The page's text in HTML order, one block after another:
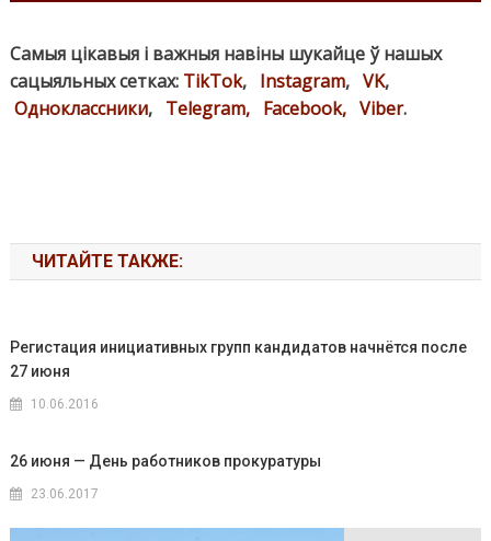
Самыя цікавыя і важныя навіны шукайце ў нашых
сацыяльных сетках: TikTok, Instagram, VK,
Одноклассники, Telegram, Facebook, Viber.
ЧИТАЙТЕ ТАКЖЕ:
Регистация инициативных групп кандидатов начнётся после
27 июня
10.06.2016
26 июня — День работников прокуратуры
23.06.2017